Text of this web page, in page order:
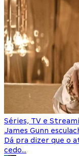
Séries, TV e
James Gunn
Dá pra dizer que o
cedo…